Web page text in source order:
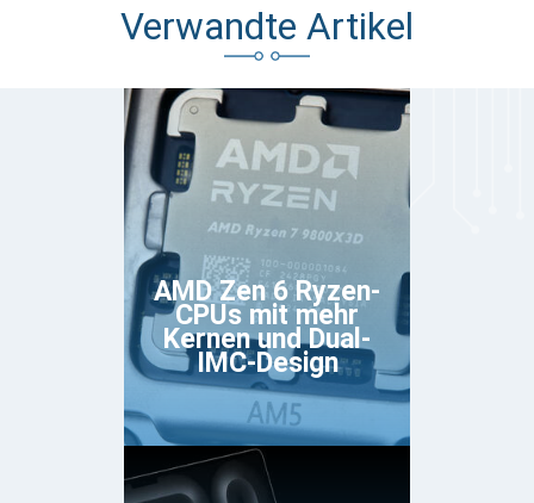
Verwandte Artikel
AMD Zen 6 Ryzen-
CPUs mit mehr
Kernen und Dual-
IMC-Design